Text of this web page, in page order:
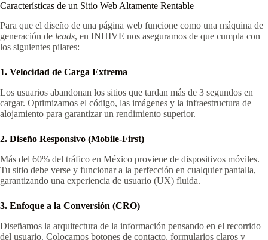
Características de un Sitio Web Altamente Rentable
Para que el diseño de una página web funcione como una máquina de
generación de leads, en INHIVE nos aseguramos de que cumpla con
los siguientes pilares:
1. Velocidad de Carga Extrema
Los usuarios abandonan los sitios que tardan más de 3 segundos en
cargar. Optimizamos el código, las imágenes y la infraestructura de
alojamiento para garantizar un rendimiento superior.
2. Diseño Responsivo (Mobile-First)
Más del 60% del tráfico en México proviene de dispositivos móviles.
Tu sitio debe verse y funcionar a la perfección en cualquier pantalla,
garantizando una experiencia de usuario (UX) fluida.
3. Enfoque a la Conversión (CRO)
Diseñamos la arquitectura de la información pensando en el recorrido
del usuario. Colocamos botones de contacto, formularios claros y